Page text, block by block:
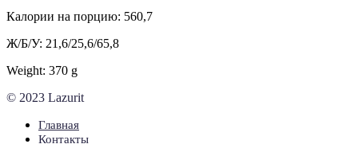
Калории на порцию: 560,7
Ж/Б/У: 21,6/25,6/65,8
Weight: 370 g
© 2023 Lazurit
Главная
Контакты